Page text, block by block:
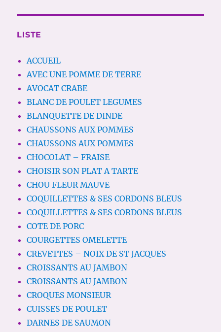
LISTE
ACCUEIL
AVEC UNE POMME DE TERRE
AVOCAT CRABE
BLANC DE POULET LEGUMES
BLANQUETTE DE DINDE
CHAUSSONS AUX POMMES
CHAUSSONS AUX POMMES
CHOCOLAT – FRAISE
CHOISIR SON PLAT A TARTE
CHOU FLEUR MAUVE
COQUILLETTES & SES CORDONS BLEUS
COQUILLETTES & SES CORDONS BLEUS
COTE DE PORC
COURGETTES OMELETTE
CREVETTES – NOIX DE ST JACQUES
CROISSANTS AU JAMBON
CROISSANTS AU JAMBON
CROQUES MONSIEUR
CUISSES DE POULET
DARNES DE SAUMON